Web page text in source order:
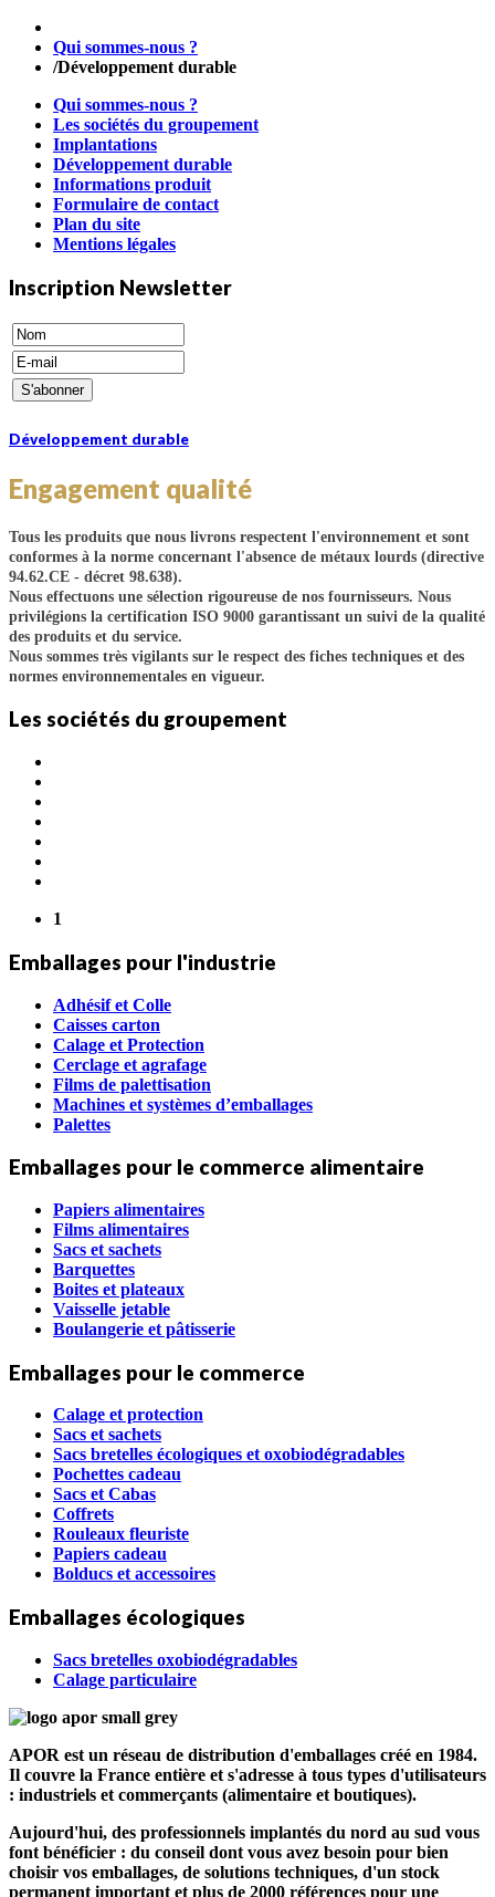
Qui sommes-nous ?
/Développement durable
Qui sommes-nous ?
Les sociétés du groupement
Implantations
Développement durable
Informations produit
Formulaire de contact
Plan du site
Mentions légales
Inscription Newsletter
Développement durable
Engagement qualité
Tous les produits que nous livrons respectent l'environnement et sont
conformes à la norme concernant l'absence de métaux lourds (directive
94.62.CE - décret 98.638).
Nous effectuons une sélection rigoureuse de nos fournisseurs. Nous
privilégions la certification ISO 9000 garantissant un suivi de la qualité
des produits et du service.
Nous sommes très vigilants sur le respect des fiches techniques et des
normes environnementales en vigueur.
Les sociétés du groupement
1
Emballages pour l'industrie
Adhésif et Colle
Caisses carton
Calage et Protection
Cerclage et agrafage
Films de palettisation
Machines et systèmes d’emballages
Palettes
Emballages pour le commerce alimentaire
Papiers alimentaires
Films alimentaires
Sacs et sachets
Barquettes
Boites et plateaux
Vaisselle jetable
Boulangerie et pâtisserie
Emballages pour le commerce
Calage et protection
Sacs et sachets
Sacs bretelles écologiques et oxobiodégradables
Pochettes cadeau
Sacs et Cabas
Coffrets
Rouleaux fleuriste
Papiers cadeau
Bolducs et accessoires
Emballages écologiques
Sacs bretelles oxobiodégradables
Calage particulaire
APOR est un réseau de distribution d'emballages créé en 1984.
Il couvre la France entière et s'adresse à tous types d'utilisateurs
: industriels et commerçants (alimentaire et boutiques).
Aujourd'hui, des professionnels implantés du nord au sud vous
font bénéficier : du conseil dont vous avez besoin pour bien
choisir vos emballages, de solutions techniques, d'un stock
permanent important et plus de 2000 références pour une